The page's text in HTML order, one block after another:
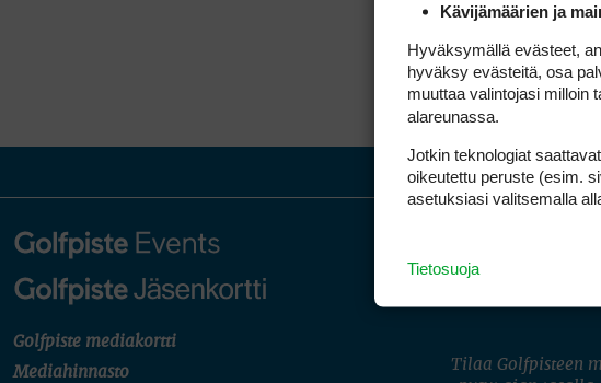
Golfpiste mediakortti
Mediahinnasto
Tilaa Golfpisteen
Kävijämäärien ja
Hyväksymällä evästeet,
hyväksy evästeitä, osa
muuttaa valintojasi milloin
alareunassa.
Jotkin teknologiat
oikeutettu peruste (esim.
asetuksiasi valitsemalla
Tietosuoja